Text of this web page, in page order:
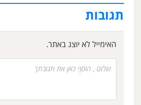
תגובות
האימייל לא יוצג באתר.